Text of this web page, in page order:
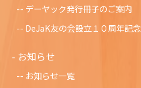
デーヤック発行冊子のご案内
DeJaK友の会設立１０周年記念
お知らせ
お知らせ一覧